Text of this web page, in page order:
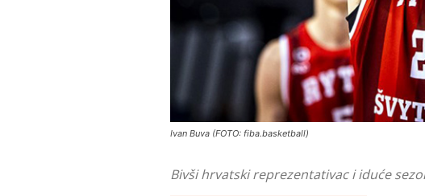
Ivan Buva (FOTO: fiba.basketball)
Bivši hrvatski reprezentativac i iduće